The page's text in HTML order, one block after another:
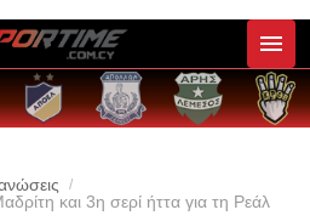
και 3η σερί ήττα για τη Ρεάλ